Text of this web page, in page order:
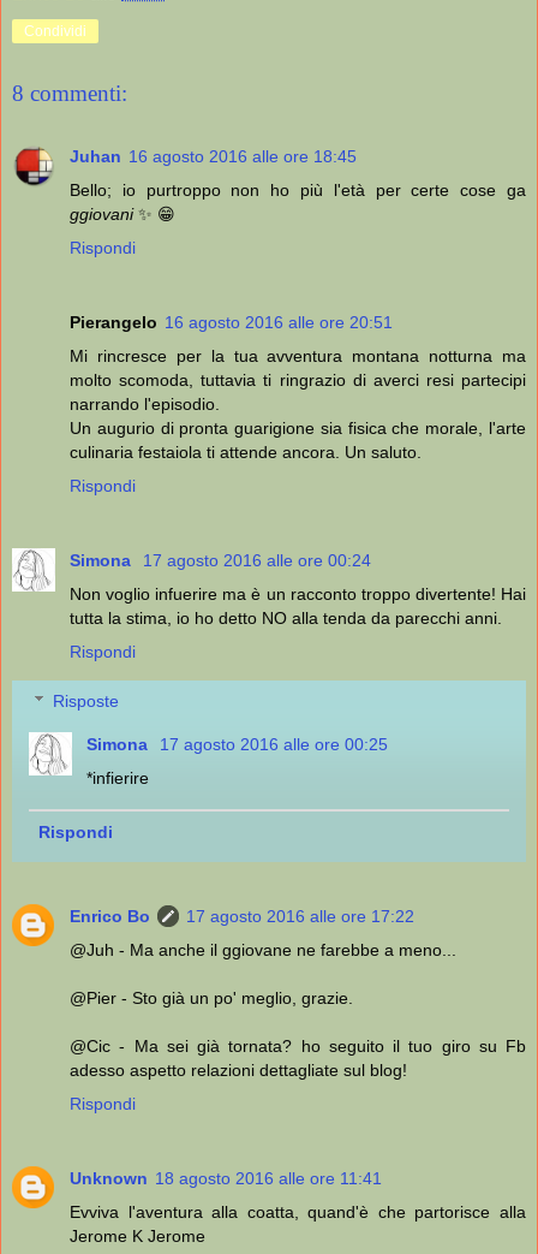
Condividi
8 commenti:
Juhan 16 agosto 2016 alle ore 18:45
Bello; io purtroppo non ho più l'età per certe cose ga
ggiovani✨ 😁
Rispondi
Pierangelo 16 agosto 2016 alle ore 20:51
Mi rincresce per la tua avventura montana notturna ma
molto scomoda, tuttavia ti ringrazio di averci resi partecipi
narrando l'episodio.
Un augurio di pronta guarigione sia fisica che morale, l'arte
culinaria festaiola ti attende ancora. Un saluto.
Rispondi
Simona
17 agosto 2016 alle ore 00:24
Non voglio infuerire ma è un racconto troppo divertente! Hai
tutta la stima, io ho detto NO alla tenda da parecchi anni.
Rispondi
Risposte
Simona
17 agosto 2016 alle ore 00:25
*infierire
Rispondi
Enrico Bo
17 agosto 2016 alle ore 17:22
@Juh - Ma anche il ggiovane ne farebbe a meno...
@Pier - Sto già un po' meglio, grazie.
@Cic - Ma sei già tornata? ho seguito il tuo giro su Fb
adesso aspetto relazioni dettagliate sul blog!
Rispondi
Unknown 18 agosto 2016 alle ore 11:41
Evviva l'aventura alla coatta, quand'è che partorisce alla
Jerome K Jerome